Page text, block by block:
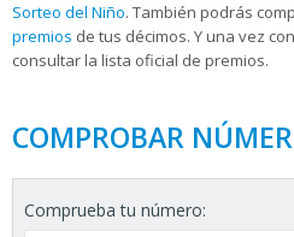
Sorteo del Niño. También podrás
premios de tus décimos. Y una vez
consultar la lista oficial de premios.
COMPROBAR
Comprueba tu número: